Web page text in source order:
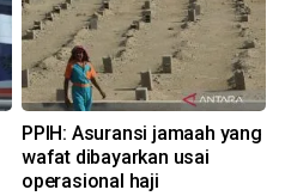
PPIH: Asuransi jamaah yang
wafat dibayarkan usai
operasional haji